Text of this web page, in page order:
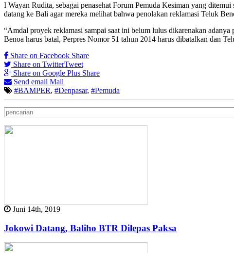
I Wayan Rudita, sebagai penasehat Forum Pemuda Kesiman yang
datang ke Bali agar mereka melihat bahwa penolakan reklamasi Teluk
“Amdal proyek reklamasi sampai saat ini belum lulus dikarenakan
Benoa harus batal, Perpres Nomor 51 tahun 2014 harus dibatalkan dan
Share on Facebook Share
Share on TwitterTweet
Share on Google Plus Share
Send email Mail
#BAMPER, #Denpasar, #Pemuda
Juni 14th, 2019
Jokowi Datang, Baliho BTR Dilepas Paksa